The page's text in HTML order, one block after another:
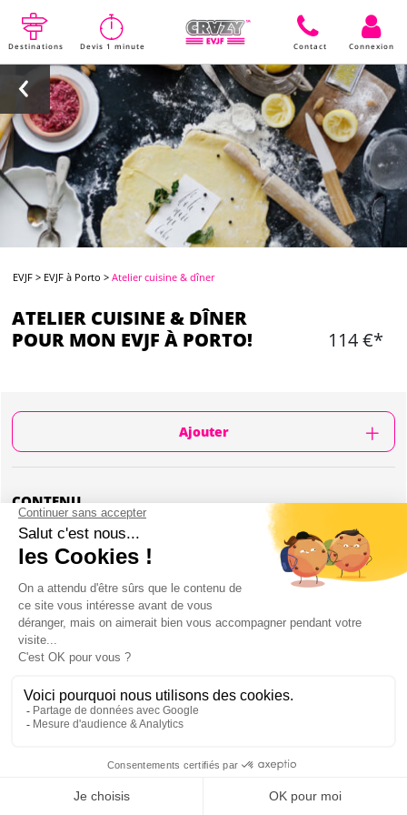
Destinations Devis 1 minute Contact Connexion
EVJF > EVJF à Porto >Atelier cuisine & dîner
ATELIER CUISINE & DÎNER
POUR MON EVJF À PORTO!
114 €*
Ajouter
CONTENU
Atelier cuisine
Apéritif
Dessert
Vin à discrétion
Cuisinière portugaise
Début de l'activité vers 17h30
Durée: environ 6 heures
Min 6, max 15 personnes
Musique
Mon EVJF à Porto